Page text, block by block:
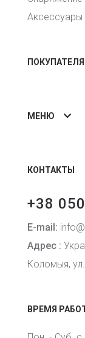
Аксессуары
МЕНЮ
КОНТАКТЫ
+38
E-mail:
Адрес :
Коломыя,
ВРЕМЯ